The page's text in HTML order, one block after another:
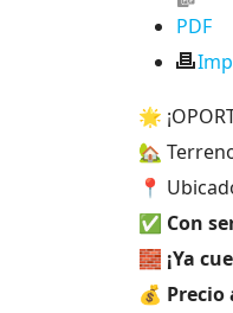
PDF
🌟
🏡
📍
✅ Con
🧱 ¡Ya
💰 Precio